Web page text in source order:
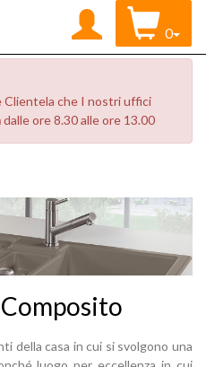
0
Clientela che I nostri uffici
dalle ore 8.30 alle ore 13.00
della casa in cui si svolgono una